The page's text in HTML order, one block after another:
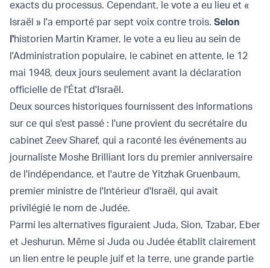
exacts du processus. Cependant, le vote a eu lieu et «
Israël » l'a emporté par sept voix contre trois. Selon
l'historien Martin Kramer, le vote a eu lieu au sein de
l'Administration populaire, le cabinet en attente, le 12
mai 1948, deux jours seulement avant la déclaration
officielle de l'État d'Israël.
Deux sources historiques fournissent des informations
sur ce qui s'est passé : l'une provient du secrétaire du
cabinet Zeev Sharef, qui a raconté les événements au
journaliste Moshe Brilliant lors du premier anniversaire
de l'indépendance, et l'autre de Yitzhak Gruenbaum,
premier ministre de l'Intérieur d'Israël, qui avait
privilégié le nom de Judée.
Parmi les alternatives figuraient Juda, Sion, Tzabar, Eber
et Jeshurun. Même si Juda ou Judée établit clairement
un lien entre le peuple juif et la terre, une grande partie